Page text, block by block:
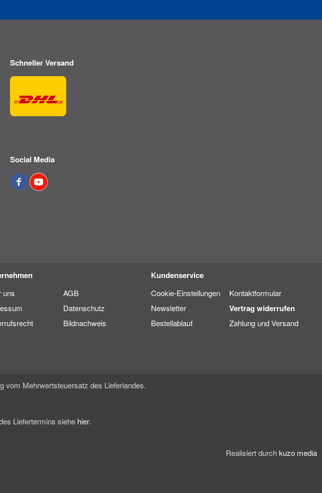
Schneller Versand
Social Media
uns
AGB
Datenschutz
Bildnachweis
Kundenservice
Cookie-Einstellungen
Kontaktformular
Newsletter
Vertrag widerrufen
Bestellablauf Zahlung und Versand
vom Mehrwertsteuersatz des Lieferlandes.
Liefertermins siehe hier.
Realisiert durchkuzo media